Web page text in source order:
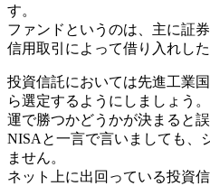
す。
ファンドというのは、主に証
信用取引によって借り入れし
投資信託においては先進工業
ら選定するようにしましょう。
運で勝つかどうかが決まると
NISAと一言で言いましても、
ません。
ネット上に出回っている投資